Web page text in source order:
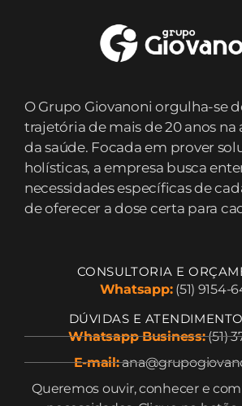
O Grupo Giovanoni orgulha-se
trajetória de mais de 20 anos na
da saúde. Focada em prover
holísticas, a empresa busca
necessidades específicas de
de oferecer a dose certa para
CONSULTORIA E
Whatsapp:(51) 9154-
DÚVIDAS E
Whatsapp Business:(51)
E-mail:
Queremos ouvir, conhecer e